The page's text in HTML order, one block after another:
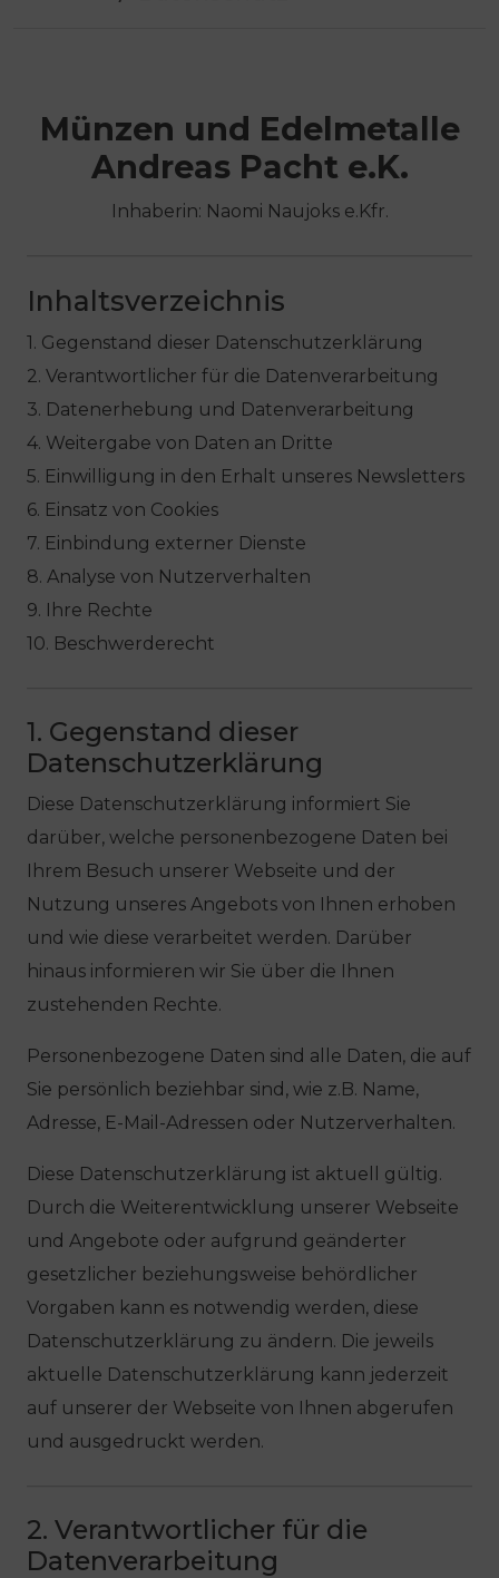
Münzen und Edelmetalle
Andreas Pacht e.K.
Inhaberin: Naomi Naujoks e.Kfr.
Inhaltsverzeichnis
1. Gegenstand dieser Datenschutzerklärung
2. Verantwortlicher für die Datenverarbeitung
3. Datenerhebung und Datenverarbeitung
4. Weitergabe von Daten an Dritte
5. Einwilligung in den Erhalt unseres Newsletters
6. Einsatz von Cookies
7. Einbindung externer Dienste
8. Analyse von Nutzerverhalten
9. Ihre Rechte
10. Beschwerderecht
1. Gegenstand dieser
Datenschutzerklärung
Diese Datenschutzerklärung informiert Sie
darüber, welche personenbezogene Daten bei
Ihrem Besuch unserer Webseite und der
Nutzung unseres Angebots von Ihnen erhoben
und wie diese verarbeitet werden. Darüber
hinaus informieren wir Sie über die Ihnen
zustehenden Rechte.
Personenbezogene Daten sind alle Daten, die auf
Sie persönlich beziehbar sind, wie z.B. Name,
Adresse, E-Mail-Adressen oder Nutzerverhalten.
Diese Datenschutzerklärung ist aktuell gültig.
Durch die Weiterentwicklung unserer Webseite
und Angebote oder aufgrund geänderter
gesetzlicher beziehungsweise behördlicher
Vorgaben kann es notwendig werden, diese
Datenschutzerklärung zu ändern. Die jeweils
aktuelle Datenschutzerklärung kann jederzeit
auf unserer der Webseite von Ihnen abgerufen
und ausgedruckt werden.
2. Verantwortlicher für die
Datenverarbeitung